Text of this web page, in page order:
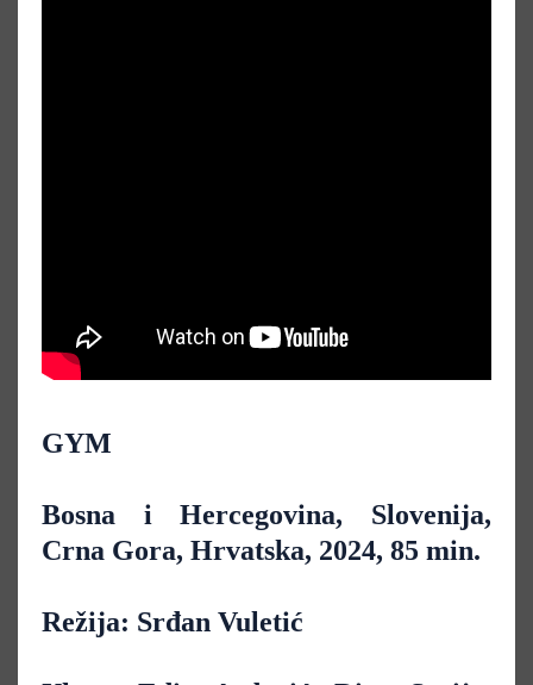
GYM
Bosna i Hercegovina, Slovenija,
Crna Gora, Hrvatska, 2024, 85 min.
Režija: Srđan Vuletić